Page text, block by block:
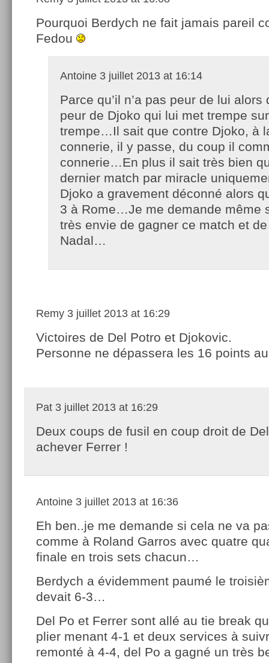
Pourquoi Berdych ne fait jamais pareil
Fedou
Antoine 3 juillet 2013 at 16:14
Parce qu’il n’a pas peur de lui alors
peur de Djoko qui lui met trempe sur
trempe…Il sait que contre Djoko, à
connerie, il y passe, du coup il
connerie…En plus il sait très bien
dernier match par miracle
Djoko a gravement déconné alors
3 à Rome…Je me demande même
très envie de gagner ce match et
Nadal…
Remy 3 juillet 2013 at 16:29
Victoires de Del Potro et Djokovic.
Personne ne dépassera les 16 points
Pat 3 juillet 2013 at 16:29
Deux coups de fusil en coup droit de
achever Ferrer !
Antoine 3 juillet 2013 at 16:36
Eh ben..je me demande si cela ne va
comme à Roland Garros avec quatre
finale en trois sets chacun…
Berdych a évidemment paumé le
devait 6-3…
Del Po et Ferrer sont allé au tie break
plier menant 4-1 et deux services à
remonté à 4-4, del Po a gagné un très